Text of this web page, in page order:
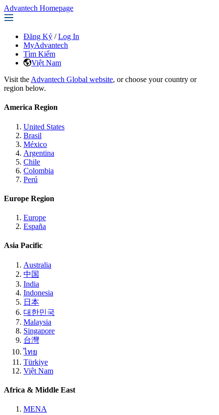
Advantech Homepage
Đăng Ký / Log In
MyAdvantech
Tìm Kiếm
Việt Nam
Visit the Advantech Global website, or choose your country or
region below.
America Region
United States
Brasil
México
Argentina
Chile
Colombia
Perú
Europe Region
Europe
España
Asia Pacific
Australia
中国
India
Indonesia
日本
대한민국
Malaysia
Singapore
台灣
ไทย
Türkiye
Việt Nam
Africa & Middle East
MENA